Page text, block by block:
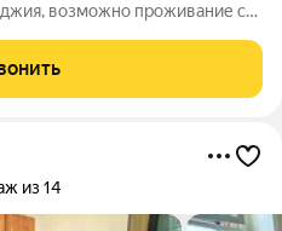
возможно проживание с
и комиссия 50%!!!
из 14